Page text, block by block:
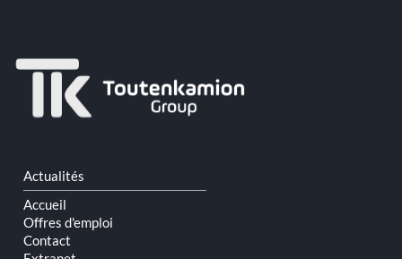
Aller
au
contenu
Actualités
Accueil
Offres d'emploi
Contact